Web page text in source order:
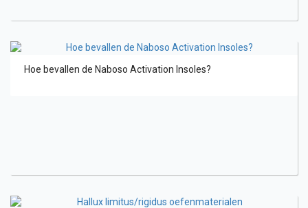
Hoe bevallen de Naboso Activation Insoles?